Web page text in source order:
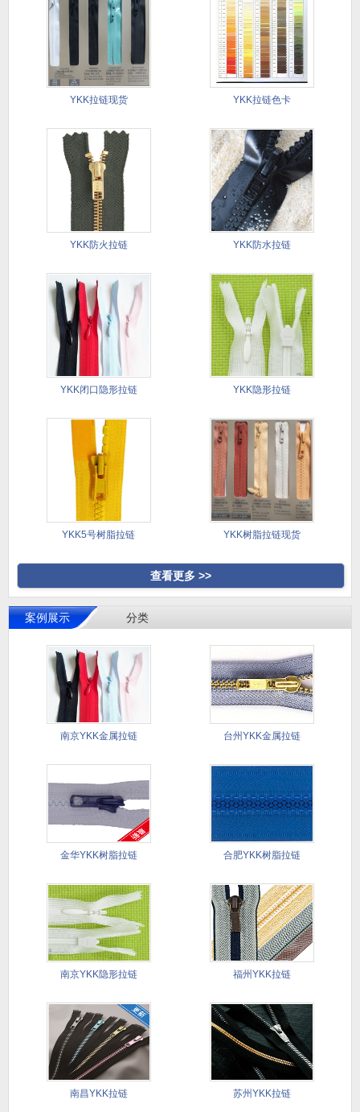
YKK拉链现货 YKK拉链色卡
YKK防火拉链 YKK防水拉链
YKK闭口隐形拉链 YKK隐形拉链
YKK5号树脂拉链 YKK树脂拉链现货
查看更多 >>
案例展示 分类
南京YKK金属拉链 台州YKK金属拉链
金华YKK树脂拉链 合肥YKK树脂拉链
南京YKK隐形拉链 福州YKK拉链
南昌YKK拉链 苏州YKK拉链